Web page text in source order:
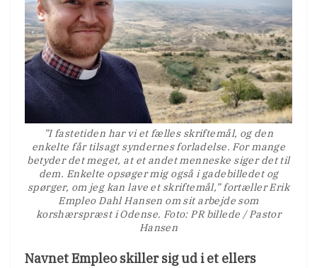
”I fastetiden har vi et fælles skriftemål, og den
enkelte får tilsagt syndernes forladelse. For mange
betyder det meget, at et andet menneske siger det til
dem. Enkelte opsøger mig også i gadebilledet og
spørger, om jeg kan lave et skriftemål,” fortæller Erik
Empleo Dahl Hansen om sit arbejde som
korshærspræst i Odense. Foto: PR billede / Pastor
Hansen
Navnet Empleo skiller sig ud i et ellers